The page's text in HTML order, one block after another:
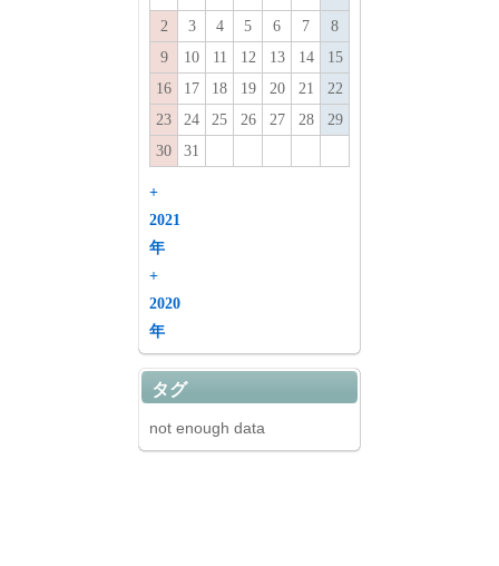
2
3 4 5 6 7
8
9
10 11 12 13 14
15
16
17 18 19 20 21
22
23
24 25 26 27 28
29
30
31
+
2021
年
+
2020
年
タグ
not enough data